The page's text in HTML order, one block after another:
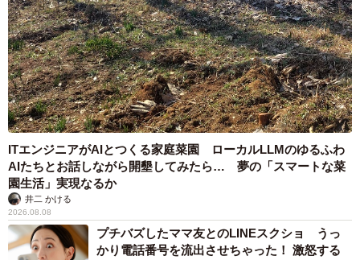
ITエンジニアがAIとつくる家庭菜園 ローカルLLMのゆるふわ
AIたちとお話しながら開墾してみたら… 夢の「スマートな菜
園生活」実現なるか
井二 かける
2026.08.08
プチバズしたママ友とのLINEスクショ うっ
かり電話番号を流出させちゃった！ 激怒する